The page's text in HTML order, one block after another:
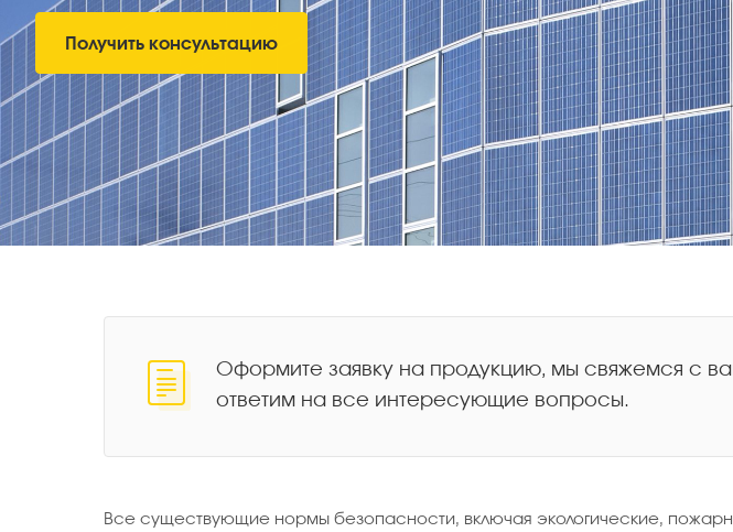
Получить консультацию
Оформите заявку на продукцию, мы свяжемся с
ответим на все интересующие вопросы.
Все существующие нормы безопасности, включая экологические,